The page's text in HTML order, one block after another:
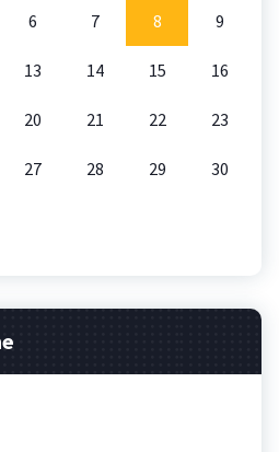
6 7 8 9
13 14 15 16
20 21 22 23
27 28 29 30